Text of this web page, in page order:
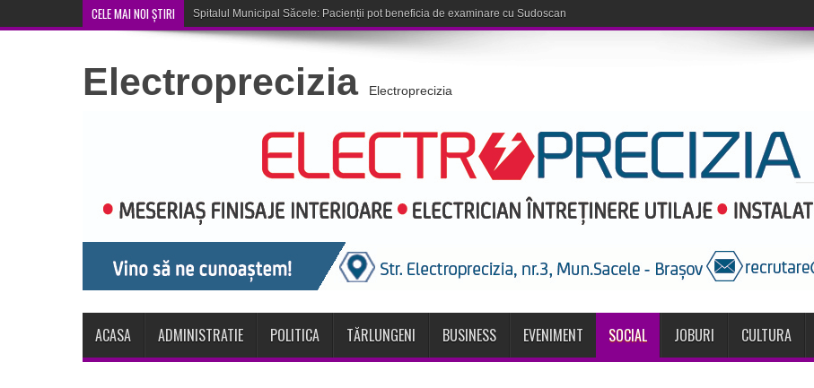
CELE MAI NOI ȘTIRI Cupa României: CSM Săce
Electroprecizia Electroprecizia
ACASA ADMINISTRATIE POLITICA TĂRLUNGENI BUSINESS EVENIMENT SOCIAL JOBURI CULTURA